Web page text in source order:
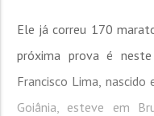
Ele já correu 170
próxima prova é
Francisco Lima,
Goiânia, esteve em